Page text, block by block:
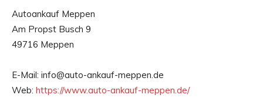
Autoankauf Meppen
Am Propst Busch 9
49716 Meppen
E-Mail: info@auto-ankauf-meppen.de
Web: https://www.auto-ankauf-meppen.de/